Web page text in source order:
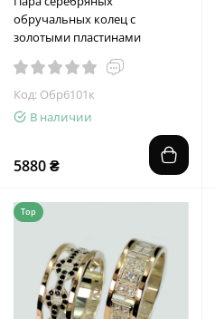
обручальных колец с
золотыми пластинами
Код: Обр6101к
В наличии
5880 ₴
Top